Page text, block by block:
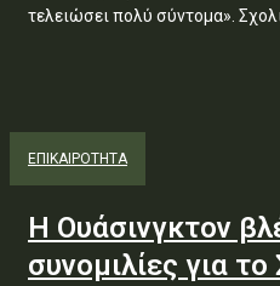
ΕΠΙΚΑΙΡΟΤΗΤΑ
Η Ουάσινγκτον
συνομιλίες για